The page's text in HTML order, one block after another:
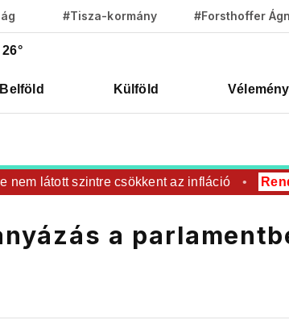
#Tisza-kormány #Forsthoffer
26°
Belföld Külföld
látott szintre csökkent az infláció
a